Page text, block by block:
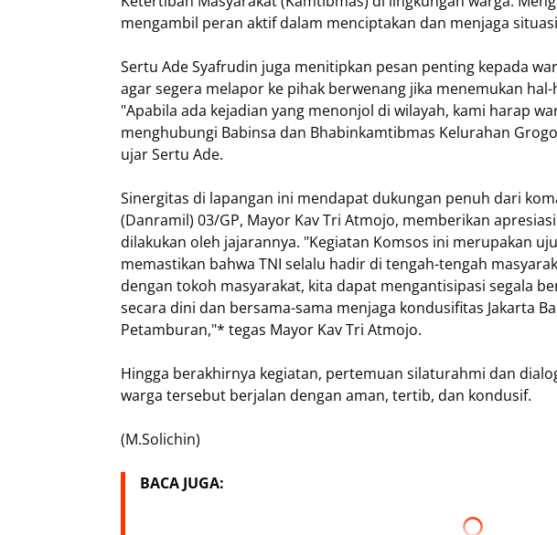
mengambil peran aktif dalam menciptakan dan menjaga
Sertu Ade Syafrudin juga menitipkan pesan penting kepada
agar segera melapor ke pihak berwenang jika menemukan
"Apabila ada kejadian yang menonjol di wilayah, kami harap
menghubungi Babinsa dan Bhabinkamtibmas Kelurahan
ujar Sertu Ade.
Sinergitas di lapangan ini mendapat dukungan penuh dari
(Danramil) 03/GP, Mayor Kav Tri Atmojo, memberikan
dilakukan oleh jajarannya. "Kegiatan Komsos ini merupakan
memastikan bahwa TNI selalu hadir di tengah-tengah
dengan tokoh masyarakat, kita dapat mengantisipasi segala
secara dini dan bersama-sama menjaga kondusifitas Jakarta
Petamburan,"* tegas Mayor Kav Tri Atmojo.
Hingga berakhirnya kegiatan, pertemuan silaturahmi dan
warga tersebut berjalan dengan aman, tertib, dan kondusif.
(M.Solichin)
BACA JUGA: